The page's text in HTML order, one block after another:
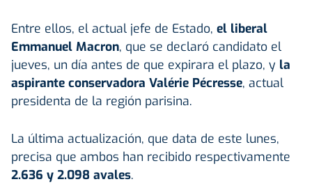
Entre ellos, el actual jefe de Estado, el liberal
Emmanuel Macron, que se declaró candidato el
jueves, un día antes de que expirara el plazo, y la
aspirante conservadora Valérie Pécresse, actual
presidenta de la región parisina.
La última actualización, que data de este lunes,
precisa que ambos han recibido respectivamente
2.636 y 2.098 avales.